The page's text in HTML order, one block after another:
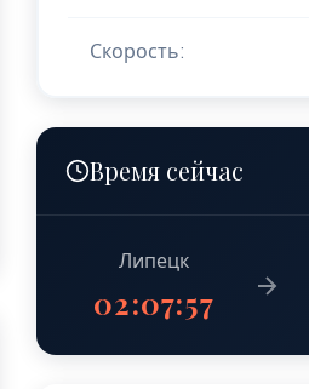
Скорость:
Время сейчас
Липецк
02:07:58